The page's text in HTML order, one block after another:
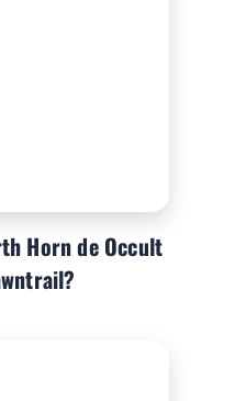
Horn de Occult